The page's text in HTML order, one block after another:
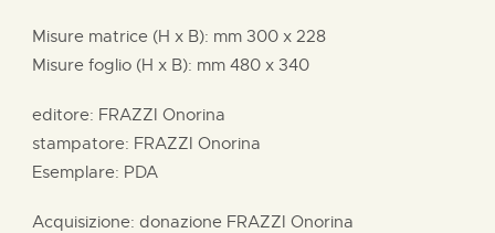
Misure matrice (H x B): mm 300 x 228
Misure foglio (H x B): mm 480 x 340
editore: FRAZZI Onorina
stampatore: FRAZZI Onorina
Esemplare: PDA
Acquisizione: donazione FRAZZI Onorina